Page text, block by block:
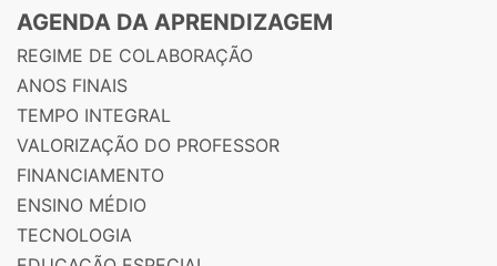
AGENDA DA APRENDIZAGEM
REGIME DE COLABORAÇÃO
ANOS FINAIS
TEMPO INTEGRAL
VALORIZAÇÃO DO PROFESSOR
FINANCIAMENTO
ENSINO MÉDIO
TECNOLOGIA